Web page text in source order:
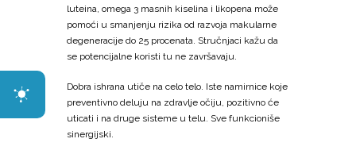
luteina, omega 3 masnih kiselina i likopena može
pomoći u smanjenju rizika od razvoja makularne
degeneracije do 25 procenata. Stručnjaci kažu da
se potencijalne koristi tu ne završavaju.
Dobra ishrana utiče na celo telo. Iste namirnice koje
preventivno deluju na zdravlje očiju, pozitivno će
uticati i na druge sisteme u telu. Sve funkcioniše
sinergijski.